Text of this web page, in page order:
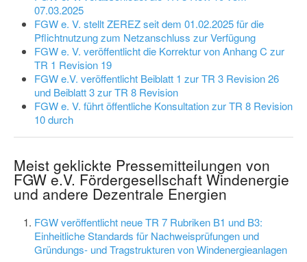
07.03.2025
FGW e. V. stellt ZEREZ seit dem 01.02.2025 für die
Pflichtnutzung zum Netzanschluss zur Verfügung
FGW e. V. veröffentlicht die Korrektur von Anhang C zur
TR 1 Revision 19
FGW e.V. veröffentlicht Beiblatt 1 zur TR 3 Revision 26
und Beiblatt 3 zur TR 8 Revision
FGW e. V. führt öffentliche Konsultation zur TR 8 Revision
10 durch
Meist geklickte Pressemitteilungen von
FGW e.V. Fördergesellschaft Windenergie
und andere Dezentrale Energien
FGW veröffentlicht neue TR 7 Rubriken B1 und B3:
Einheitliche Standards für Nachweisprüfungen und
Gründungs- und Tragstrukturen von Windenergieanlagen